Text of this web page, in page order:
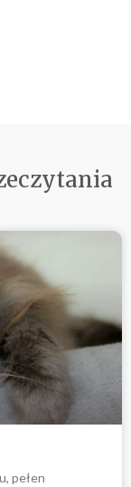
pełen